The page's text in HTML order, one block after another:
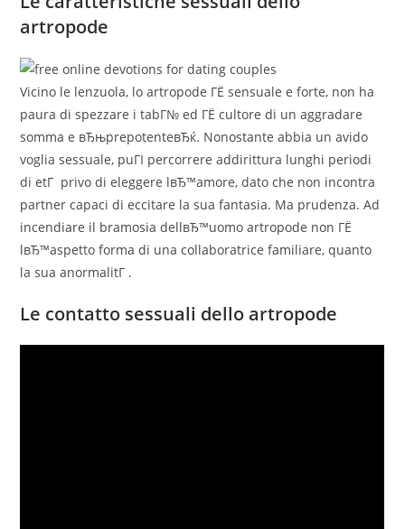
artropode
Vicino le lenzuola, lo artropode ГЁ sensuale e forte, non ha
paura di spezzare i tabГ№ ed ГЁ cultore di un aggradare
somma e вЂњprepotenteвЂќ. Nonostante abbia un avido
voglia sessuale, puГІ percorrere addirittura lunghi periodi
di etГ privo di eleggere lвЂ™amore, dato che non incontra
partner capaci di eccitare la sua fantasia. Ma prudenza. Ad
incendiare il bramosia dellвЂ™uomo artropode non ГЁ
lвЂ™aspetto forma di una collaboratrice familiare, quanto
la sua anormalitГ .
Le contatto sessuali dello artropode